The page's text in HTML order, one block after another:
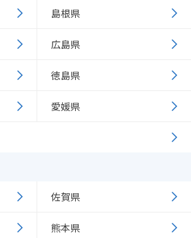
島根県
広島県
徳島県
愛媛県
佐賀県
熊本県